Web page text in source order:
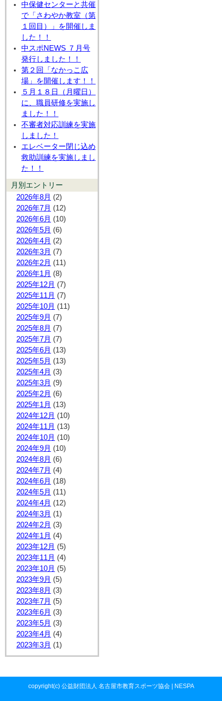
中保健センターと共催
で「さわやか教室（第
１回目）」を開催しま
した！！
中スポNEWS ７月号
発行しました！！
第２回「なかっこ広
場」を開催します！！
５月１８日（月曜日）
に、職員研修を実施し
ました！！
不審者対応訓練を実施
しました！
エレベーター閉じ込め
救助訓練を実施しまし
た！！
月別エントリー
2026年8月 (2)
2026年7月 (12)
2026年6月 (10)
2026年5月 (6)
2026年4月 (2)
2026年3月 (7)
2026年2月 (11)
2026年1月 (8)
2025年12月 (7)
2025年11月 (7)
2025年10月 (11)
2025年9月 (7)
2025年8月 (7)
2025年7月 (7)
2025年6月 (13)
2025年5月 (13)
2025年4月 (3)
2025年3月 (9)
2025年2月 (6)
2025年1月 (13)
2024年12月 (10)
2024年11月 (13)
2024年10月 (10)
2024年9月 (10)
2024年8月 (6)
2024年7月 (4)
2024年6月 (18)
2024年5月 (11)
2024年4月 (12)
2024年3月 (1)
2024年2月 (3)
2024年1月 (4)
2023年12月 (5)
2023年11月 (4)
2023年10月 (5)
2023年9月 (5)
2023年8月 (3)
2023年7月 (5)
2023年6月 (3)
2023年5月 (3)
2023年4月 (4)
2023年3月 (1)
copyright(c) 公益財団法人 名古屋市教育スポーツ協会 | NESPA